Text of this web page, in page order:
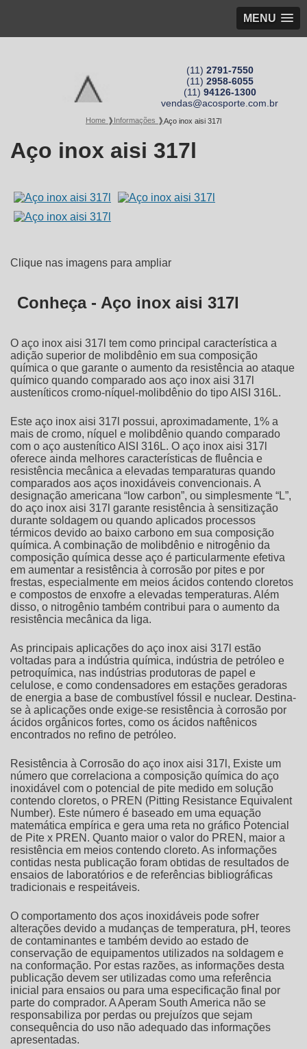
MENU
(11) 2791-7550
(11) 2958-6055
(11) 94126-1300
vendas@acosporte.com.br
Home ❱Informações ❱Aço inox aisi 317l
Aço inox aisi 317l
Clique nas imagens para ampliar
Conheça - Aço inox aisi 317l
O aço inox aisi 317l tem como principal característica a
adição superior de molibdênio em sua composição
química o que garante o aumento da resistência ao ataque
químico quando comparado aos aço inox aisi 317l
austeníticos cromo-níquel-molibdênio do tipo AISI 316L.
Este aço inox aisi 317l possui, aproximadamente, 1% a
mais de cromo, níquel e molibdênio quando comparado
com o aço austenítico AISI 316L. O aço inox aisi 317l
oferece ainda melhores características de fluência e
resistência mecânica a elevadas temparaturas quando
comparados aos aços inoxidáveis convencionais. A
designação americana “low carbon”, ou simplesmente “L”,
do aço inox aisi 317l garante resistência à sensitização
durante soldagem ou quando aplicados processos
térmicos devido ao baixo carbono em sua composição
química. A combinação de molibdênio e nitrogênio da
composição química desse aço é particularmente efetiva
em aumentar a resistência à corrosão por pites e por
frestas, especialmente em meios ácidos contendo cloretos
e compostos de enxofre a elevadas temperaturas. Além
disso, o nitrogênio também contribui para o aumento da
resistência mecânica da liga.
As principais aplicações do aço inox aisi 317l estão
voltadas para a indústria química, indústria de petróleo e
petroquímica, nas indústrias produtoras de papel e
celulose, e como condensadores em estações geradoras
de energia a base de combustível fóssil e nuclear. Destina-
se à aplicações onde exige-se resistência à corrosão por
ácidos orgânicos fortes, como os ácidos naftênicos
encontrados no refino de petróleo.
Resistência à Corrosão do aço inox aisi 317l , Existe um
número que correlaciona a composição química do aço
inoxidável com o potencial de pite medido em solução
contendo cloretos, o PREN (Pitting Resistance Equivalent
Number). Este número é baseado em uma equação
matemática empírica e gera uma reta no gráfico Potencial
de Pite x PREN. Quanto maior o valor do PREN, maior a
resistência em meios contendo cloreto. As informações
contidas nesta publicação foram obtidas de resultados de
ensaios de laboratórios e de referências bibliográficas
tradicionais e respeitáveis.
O comportamento dos aços inoxidáveis pode sofrer
alterações devido a mudanças de temperatura, pH, teores
de contaminantes e também devido ao estado de
conservação de equipamentos utilizados na soldagem e
na conformação. Por estas razões, as informações desta
publicação devem ser utilizadas como uma referência
inicial para ensaios ou para uma especificação final por
parte do comprador. A Aperam South America não se
responsabiliza por perdas ou prejuízos que sejam
consequência do uso não adequado das informações
apresentadas.